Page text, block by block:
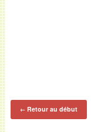
←Retour au début